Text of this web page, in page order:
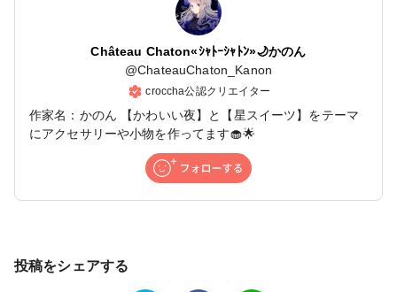
Château Chaton«ｼｬﾄｰｼｬﾄﾝ»🌙かのん
@ChateauChaton_Kanon
croccha公認クリエイター
作家名：かのん 【かわいい夜】と【星スイーツ】をテーマ
にアクセサリーや小物を作ってます🧁🌟
投稿をシェアする